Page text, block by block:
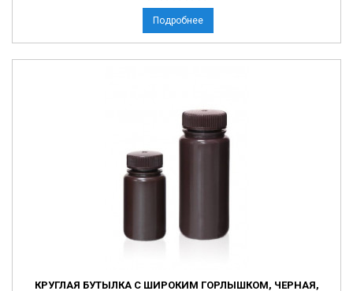
Подробнее
КРУГЛАЯ БУТЫЛКА С ШИРОКИМ ГОРЛЫШКОМ, ЧЕРНАЯ,